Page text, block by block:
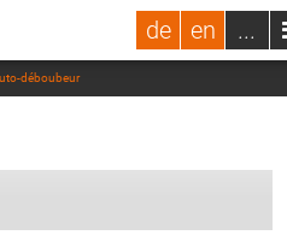
de en ...
déboubeur